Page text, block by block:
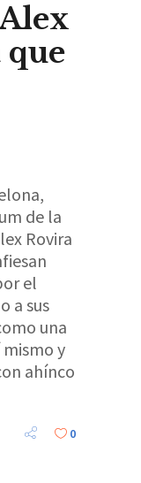
que
de la
Rovira
el
a sus
una
y
ahínco
0